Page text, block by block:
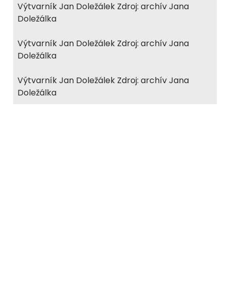
Výtvarník Jan Doležálek Zdroj: archív Jana
Doležálka
Výtvarník Jan Doležálek Zdroj: archív Jana
Doležálka
Výtvarník Jan Doležálek Zdroj: archív Jana
Doležálka